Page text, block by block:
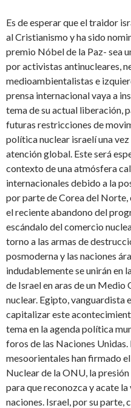
Es de esperar que el traidor
al Cristianismo y ha sido
premio Nóbel de la Paz- sea
por activistas antinucleares,
medioambientalistas e
prensa internacional vaya a
tema de su actual liberación,
futuras restricciones de
política nuclear israelí una
atención global. Este será
contexto de una atmósfera
internacionales debido a la
por parte de Corea del Norte,
el reciente abandono del
escándalo del comercio
torno a las armas de
posmoderna y las naciones
indudablemente se unirán en
de Israel en aras de un
nuclear. Egipto, vanguardista
capitalizar este
tema en la agenda política
foros de las Naciones Unidas.
mesoorientales han firmado
Nuclear de la ONU, la
para que reconozca y acate
naciones. Israel, por su